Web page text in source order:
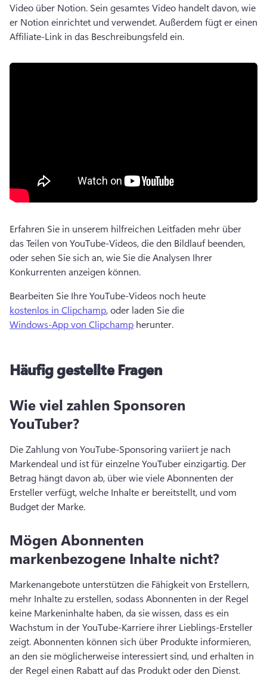
Video über Notion. Sein gesamtes Video handelt davon, wie
er Notion einrichtet und verwendet. Außerdem fügt er einen
Affiliate-Link in das Beschreibungsfeld ein.
Erfahren Sie in unserem hilfreichen Leitfaden mehr über
das Teilen von YouTube-Videos, die den Bildlauf beenden,
oder sehen Sie sich an, wie Sie die Analysen Ihrer
Konkurrenten anzeigen können.
Bearbeiten Sie Ihre YouTube-Videos noch heute
kostenlos in Clipchamp, oder laden Sie die
Windows-App von Clipchamp herunter.
Häufig gestellte Fragen
Wie viel zahlen Sponsoren
YouTuber?
Die Zahlung von YouTube-Sponsoring variiert je nach
Markendeal und ist für einzelne YouTuber einzigartig. Der
Betrag hängt davon ab, über wie viele Abonnenten der
Ersteller verfügt, welche Inhalte er bereitstellt, und vom
Budget der Marke.
Mögen Abonnenten
markenbezogene Inhalte nicht?
Markenangebote unterstützen die Fähigkeit von Erstellern,
mehr Inhalte zu erstellen, sodass Abonnenten in der Regel
keine Markeninhalte haben, da sie wissen, dass es ein
Wachstum in der YouTube-Karriere ihrer Lieblings-Ersteller
zeigt. Abonnenten können sich über Produkte informieren,
an den sie möglicherweise interessiert sind, und erhalten in
der Regel einen Rabatt auf das Produkt oder den Dienst.